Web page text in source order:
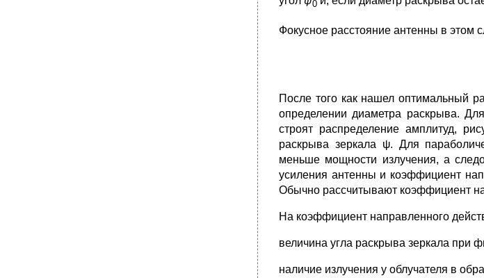
0
Фокусное расстояние антенны в этом
После того как нашел оптимальный
определении диаметра раскрыва.
строят распределение амплитуд,
раскрыва зеркала ψ. Для
меньше мощности излучения, а
усиления антенны и коэффициент
Обычно рассчитывают коэффициент
На коэффициент направленного
величина угла раскрыва зеркала при
наличие излучения у облучателя в